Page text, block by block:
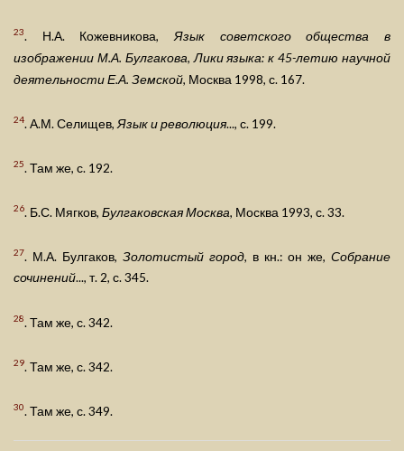
23. Н.А. Кожевникова, Язык советского общества в
изображении М.А. Булгакова, Лики языка: к 45-летию научной
деятельности Е.А. Земской, Москва 1998, с. 167.
24. А.М. Селищев, Язык и революция..., с. 199.
25. Там же, с. 192.
26. Б.С. Мягков, Булгаковская Москва, Москва 1993, с. 33.
27. М.А. Булгаков, Золотистый город, в кн.: он же, Собрание
сочинений..., т. 2, с. 345.
28. Там же, с. 342.
29 . Там же, с. 342.
30 . Там же, с. 349.